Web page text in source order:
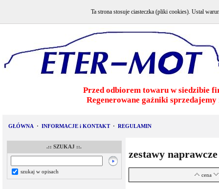
Przed odbiorem towaru w siedzibie
Regenerowane gaźniki
GŁÓWNA · INFORMACJE i KONTAKT · REGULAMIN
.:: SZUKAJ ::.
szukaj w opisach
zestawy
cena
Ta strona stosuje ciasteczka (pliki cookies). Ustal